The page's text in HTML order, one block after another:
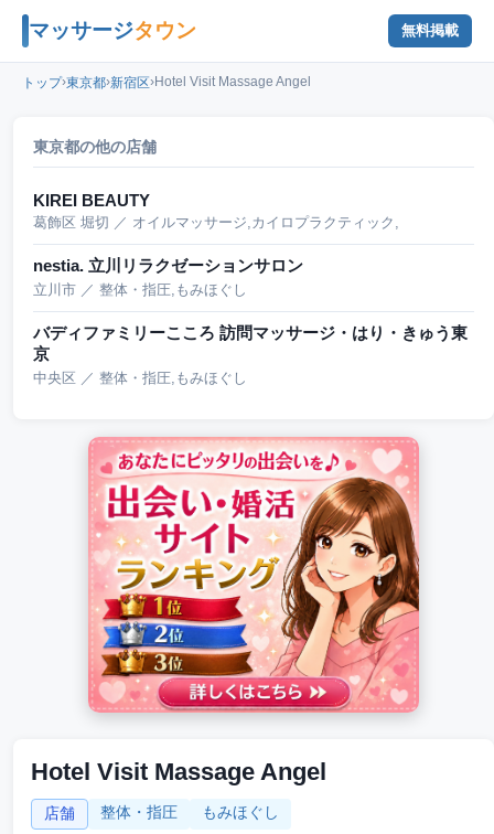
マッサージタウン 無料掲載
トップ›東京都›新宿区›Hotel Visit Massage Angel
Hotel Visit Massage Angel
店舗 整体・指圧 もみほぐし
東京都の他の店舗
KIREI BEAUTY
葛飾区 堀切 ／ オイルマッサージ,カイロプラクティック,
nestia. 立川リラクゼーションサロン
立川市 ／ 整体・指圧,もみほぐし
バディファミリーこころ 訪問マッサージ・はり・きゅう東
京
中央区 ／ 整体・指圧,もみほぐし